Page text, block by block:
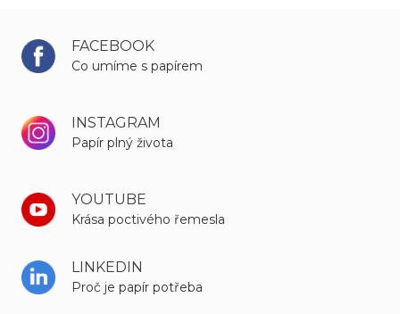
FACEBOOK
Co umíme s papírem
INSTAGRAM
Papír plný života
YOUTUBE
Krása poctivého řemesla
LINKEDIN
Proč je papír potřeba